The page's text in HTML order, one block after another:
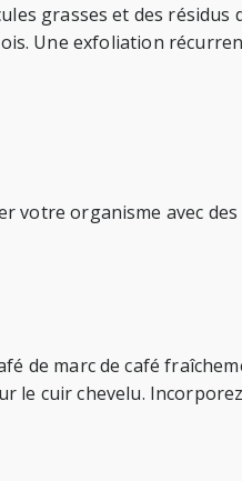
grasses et des
Une exfoliation
votre organisme avec
de marc de café
le cuir chevelu.